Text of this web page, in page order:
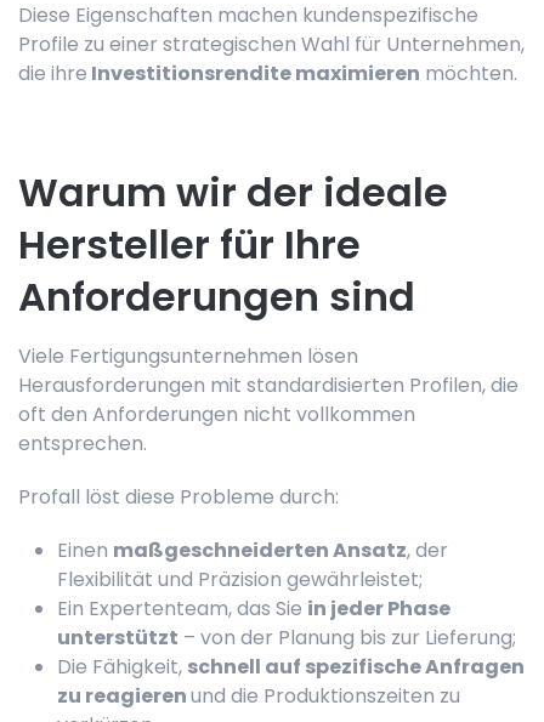
Diese Eigenschaften machen kundenspezifische
Profile zu einer strategischen Wahl für Unternehmen,
die ihre Investitionsrendite maximieren möchten.
Warum wir der ideale
Hersteller für Ihre
Anforderungen sind
Viele Fertigungsunternehmen lösen
Herausforderungen mit standardisierten Profilen, die
oft den Anforderungen nicht vollkommen
entsprechen.
Profall löst diese Probleme durch:
Einen maßgeschneiderten Ansatz, der
Flexibilität und Präzision gewährleistet;
Ein Expertenteam, das Sie in jeder Phase
unterstützt – von der Planung bis zur Lieferung;
Die Fähigkeit, schnell auf spezifische Anfragen
zu reagierenund die Produktionszeiten zu